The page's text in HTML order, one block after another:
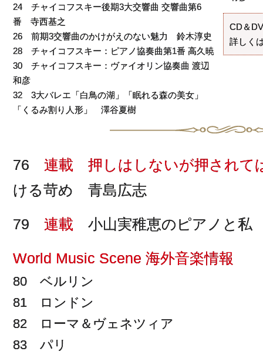
24 チャイコフスキー後期3大交響曲 交響曲第6
番 寺西基之
26 前期3交響曲のかけがえのない魅力 鈴木淳史
28 チャイコフスキー：ピアノ協奏曲第1番 高久暁
30 チャイコフスキー：ヴァイオリン協奏曲 渡辺
和彦
32 3大バレエ「白鳥の湖」「眠れる森の美女」
「くるみ割り人形」 澤谷夏樹
CD＆
詳しく
76 連載 押しはしないが押されて
ける苛め 青島広志
79 連載 小山実稚恵のピアノと
World Music Scene 海外音楽情報
80 ベルリン
81 ロンドン
82 ローマ＆ヴェネツィア
83 パリ